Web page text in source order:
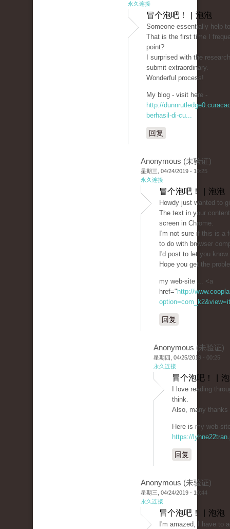
永久连接
冒个泡吧！ | 泡泡
Someone essentially help
That is the first time I
point?
I surprised with the
submit extraordinary.
Wonderful process!
My blog - visit here -
http://
berhasil-di-cu...
回复
Anonymous (未验证)
星期三, 04/24/2019 - 10:25
永久连接
冒个泡吧！ | 泡泡
Howdy just wanted to
The text in your
screen in Chrome.
I'm not sure if this is a
to do with browser
I'd post to let you
Hope you get the
my web-site ... <a
href=" http://
回复
Anonymous (未验证)
星期四, 04/25/2019 - 00:25
永久连接
冒个泡吧！ |
I love reading
think.
Also, many thanks
Here is my web-
https://
回复
Anonymous (未验证)
星期三, 04/24/2019 - 10:44
永久连接
冒个泡吧！ | 泡泡
I'm amazed, I have to